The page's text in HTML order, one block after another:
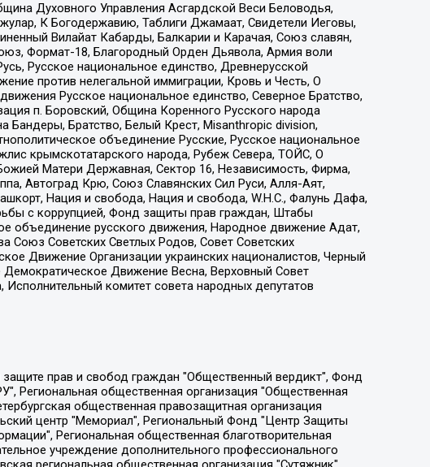
Духовного Управления Асгардской Веси Беловодья,
К Богодержавию, Таблиги Джамаат, Свидетели Иеговы,
Вилайат Кабарды, Балкарии и Карачая, Союз славян,
Формат-18, Благородный Орден Дьявола, Армия воли
Русское национальное единство, Древнерусской
против нелегальной иммиграции, Кровь и Честь, О
Русское национальное единство, Северное Братство,
п. Боровский, Община Коренного Русского народа
Бандеры, Братство, Белый Крест, Misanthropic division,
объединение Русские, Русское национальное
крымскотатарского народа, Рубеж Севера, ТОЙС, О
Матери Державная, Сектор 16, Независимость, Фирма,
Автоград Крю, Союз Славянских Сил Руси, Алля-Аят,
Нация и свобода, Нация и свобода, W.H.С., Фалунь Дафа,
с коррупцией, Фонд защиты прав граждан, Штабы
объединение русского движения, Народное движение Адат,
Советских Светлых Родов, Совет Советских
Движение Организации украинских националистов, Черный
Движение Весна, Верховный Совет
комитет совета народных депутатов
Юрьевич, Скворцова Елена Сергеевна, Общество с ограниченной ответственностью "Как бы инагент", Кочетков Игорь Викторович, Общество с ограниченной ответственностью "Честные выборы", Еланчик Олег Александрович, Общество с ограниченной ответственностью "Нобелевский призыв", Гималова Регина Эмилевна, Григорьев Андрей Валерьевич, Григорьева Алина Александровна, Ассоциация по содействию защите прав призывников, альтернативнослужащих и военнослужащих "Правозащитная группа "Гражданин.Армия.Право", Хисамова Регина Фаритовна, Автономная некоммерческая организация по реализации социально-правовых программ "Лилит", Дальневосточное общественное движение "Маяк", Санкт-Петербургская ЛГБТ-инициативная группа "Выход", Инициативная группа ЛГБТ+ "Реверс", Алексеев Андрей Викторович, Бекбулатова Таисия Львовна, Беляев Иван Михайлович, Владыкина Елена Сергеевна, Гельман Марат Александрович, Никульшина Вероника Юрьевна, Толоконникова Надежда Андреевна, Шендерович Виктор Анатольевич, Общество с ограниченной ответственностью "Данное сообщение", Общество с ограниченной ответственностью Издательский дом "Новая глава", Айнбиндер Александра Александровна, Московский комьюнити-центр для ЛГБТ+инициатив, Благотворительный фонд развития филантропии, Deutsche Welle (Германия, Kurt-Schumacher-Strasse 3, 53113 Bonn), Борзунова Мария Михайловна, Воробьев Виктор Викторович, Голубева Анна Львовна, Константинова Алла Михайловна, Малкова Ирина Владимировна, Мурадов Мурад Абдулгалимович, Осетинская Елизавета Николаевна, Понасенков Евгений Николаевич, Ганапольский Матвей Юрьевич, Киселев Евгений Алексеевич, Борухович Ирина Григорьевна, Дремин Иван Тимофеевич, Дубровский Дмитрий Викторович, Красноярская региональная общественная организация поддержки и развития альтернативных образовательных технологий и межкультурных коммуникаций "ИНТЕРРА", Маяковская Екатерина Алексеевна, Фейгин Марк Захарович, Филимонов Андрей Викторович, Дзугкоева Регина Николаевна, Доброхотов Роман Александрович, Дудь Юрий Александрович, Елкин Сергей Владимирович, Кругликов Кирилл Игоревич, Сабунаева Мария Леонидовна, Семенов Алексей Владимирович, Шаинян Карен Багратович, Шульман Екатерина Михайловна, Асафьев Артур Валерьевич, Вахштайн Виктор Семенович, Венедиктов Алексей Алексеевич, Лушникова Екатерина Евгеньевна, Волков Леонид Михайлович, Невзоров Александр Глебович, Пархоменко Сергей Борисович, Сироткин Ярослав Николаевич, Кара-Мурза Владимир Владимирович, Баранова Наталья Владимировна, Гозман Леонид Яковлевич, Кагарлицкий Борис Юльевич, Климарев Михаил Валерьевич, Милов Владимир Станиславович, Автономная некоммерческая организация Краснодарский центр современного искусства "Типография", Моргенштерн Алишер Тагирович, Соболь Любовь Эдуардовна, Общество с ограниченной ответственностью "ЛИЗА НОРМ", Каспаров Гарри Кимович, Ходорковский Михаил Борисович, Общество с ограниченной ответственностью "Апрельские тезисы", Данилович Ирина Брониславовна, Кашин Олег Владимирович, Петров Николай Владимирович, Пивоваров Алексей Владимирович, Соколов Михаил Владимирович, Цветкова Юлия Владимировна, Чичваркин Евгений Александрович, Комитет против пыток/Команда против пыток, Общество с ограниченной ответственностью "Первый научный", Общество с ограниченной ответственностью "Вертолет и ко", Белоцерковская Вероника Борисовна, Кац Максим Евгеньевич, Лазарева Татьяна Юрьевна, Шаведдинов Руслан Табризович, Яшин Илья Валерьевич, Общество с ограниченной ответственностью "Иноагент ААВ", Алешковский Дмитрий Петрович, Альбац Евгения Марковна, Быков Дмитрий Львович, Галямина Юлия Евгеньевна, Лойко Сергей Леонидович, Мартынов Кирилл Константинович, Медведев Сергей Александрович, Крашенинников Федор Геннадиевич, Гордеева Катерина Вл